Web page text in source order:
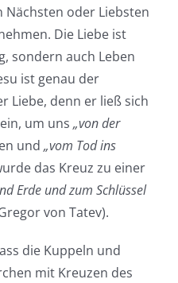
oder Liebsten
Die Liebe ist
sondern auch Leben
ist genau der
Liebe, denn er ließ sich
um uns „von der
und „vom Tod ins
das Kreuz zu einer
Erde und zum Schlüssel
von Tatev).
die Kuppeln und
mit Kreuzen des